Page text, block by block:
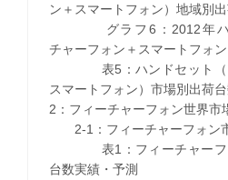
ン＋スマートフォン）地域別
グラフ6：2012年ハン
チャーフォン＋スマートフォ
表5：ハンドセット（フ
スマートフォン）市場別出荷
2：フィーチャーフォン世界市
2-1：フィーチャーフォン
表1：フィーチャーフ
台数実績・予測